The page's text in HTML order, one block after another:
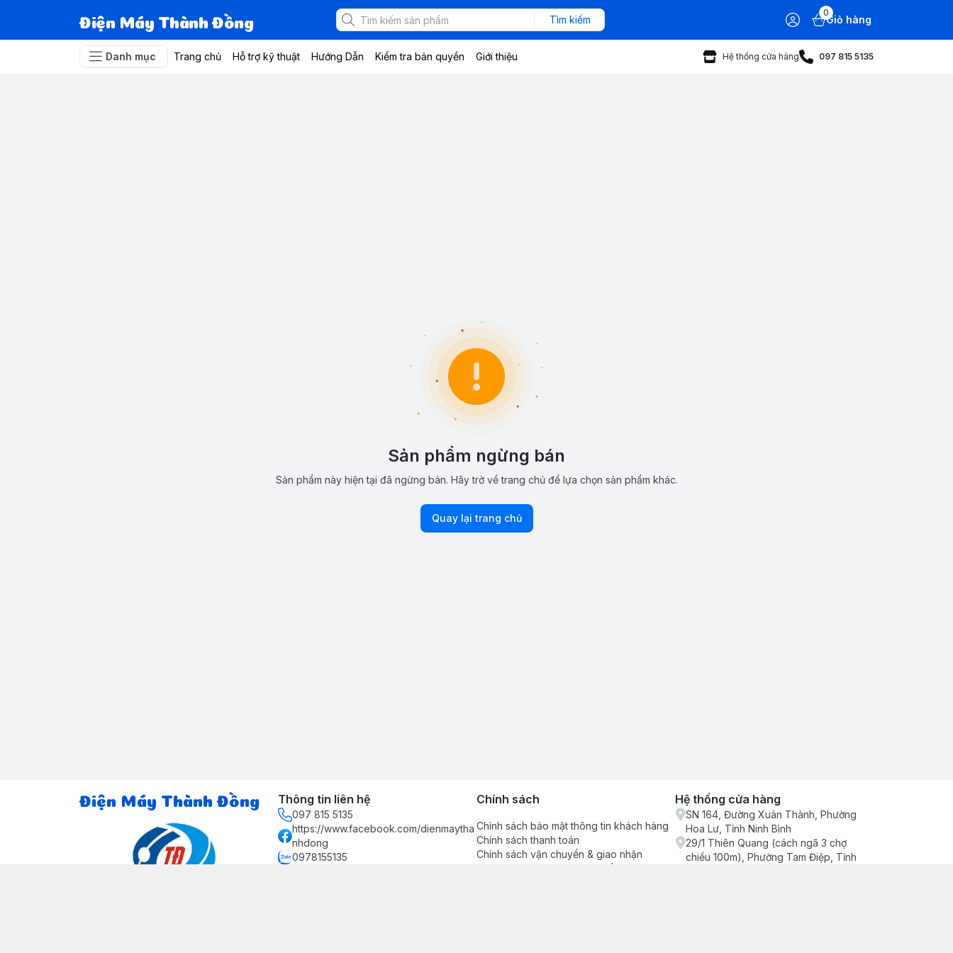
Điện Máy Thành Đồng Tìm kiếm
0
Giỏ hàng
Danh mục Trang chủ Hỗ trợ kỹ thuật Hướng Dẫn Kiểm tra bản quyền Giới thiệu Hệ thống cửa hàng 097 815 5135
Sản phẩm ngừng bán
Sản phẩm này hiện tại đã ngừng bán. Hãy trở về trang chủ để lựa chọn sản phẩm khác.
Quay lại trang chủ
Điện Máy Thành Đồng Thông tin liên hệ
097 815 5135
https://www.facebook.com/dienmaytha
nhdong
0978155135
Chính sách
Chính sách bảo mật thông tin khách hàng
Chính sách thanh toán
Chính sách vận chuyển & giao nhận
Chính sách bảo hành sản phẩm
Hệ thống cửa hàng
SN 164, Đường Xuân Thành, Phường
Hoa Lư, Tỉnh Ninh Bình
29/1 Thiên Quang (cách ngã 3 chợ
chiều 100m), Phường Tam Điệp, Tỉnh